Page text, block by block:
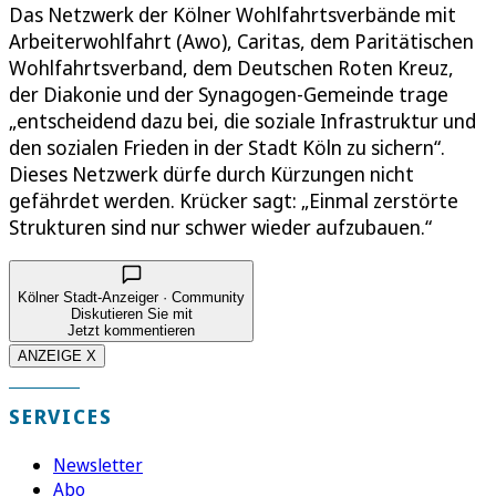
Das Netzwerk der Kölner Wohlfahrtsverbände mit
Arbeiterwohlfahrt (Awo), Caritas, dem Paritätischen
Wohlfahrtsverband, dem Deutschen Roten Kreuz,
der Diakonie und der Synagogen-Gemeinde trage
„entscheidend dazu bei, die soziale Infrastruktur und
den sozialen Frieden in der Stadt Köln zu sichern“.
Dieses Netzwerk dürfe durch Kürzungen nicht
gefährdet werden. Krücker sagt: „Einmal zerstörte
Strukturen sind nur schwer wieder aufzubauen.“
Kölner Stadt-Anzeiger · Community
Diskutieren Sie mit
Jetzt kommentieren
ANZEIGE X
SERVICES
Newsletter
Abo